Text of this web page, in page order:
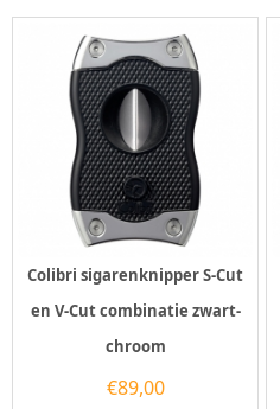
Colibri sigarenknipper S-Cut
en V-Cut combinatie zwart-
chroom
€89,00